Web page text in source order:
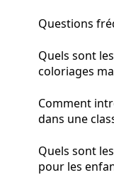
Questions
Quels sont
coloriages
Comment
dans une
Quels sont
pour les